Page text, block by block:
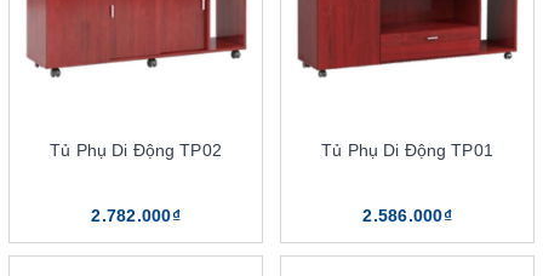
tính năng nổi bật. Sản phẩm hiện đang được nhiều doanh nghiệp
ưa chuộng, lựa chọn cho văn phòng giám đốc. Điều này đến từ
chính các đặc điểm nổi bật của dòng tủ phụ The One này:
thể đáp ứng được nhu cầu lưu trữ tài liệu lớn. Sản phẩm vì thế có
thể ứng dụng tại nhiều mô hình công ty, doanh nghiệp khác nhau.
Tủ Phụ Di Động TP02
2.782.000₫
Tủ Phụ Di Động TP01
2.586.000₫